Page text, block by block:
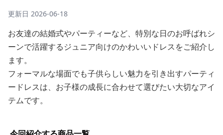
更新日 2026-06-18
お友達の結婚式やパーティーなど、特別な日のお呼ばれシ
ーンで活躍するジュニア向けのかわいいドレスをご紹介し
ます。
フォーマルな場面でも子供らしい魅力を引き出すパーティ
ードレスは、お子様の成長に合わせて選びたい大切なアイ
テムです。